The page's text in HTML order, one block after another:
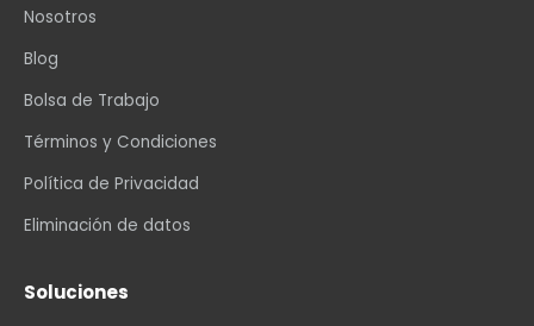
Nosotros
Blog
Bolsa de Trabajo
Términos y Condiciones
Política de Privacidad
Eliminación de datos
Soluciones